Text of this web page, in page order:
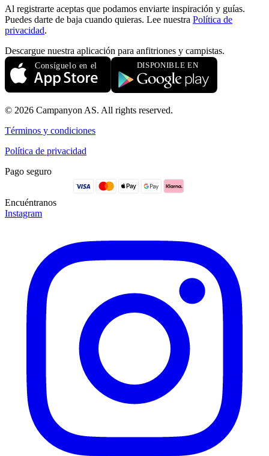
Al registrarte aceptas que podamos enviarte inspiración y guías.
Puedes darte de baja cuando quieras. Lee nuestra Política de
privacidad.
Descargue nuestra aplicación para anfitriones y campistas.
© 2026 Campanyon AS. All rights reserved.
Términos y condiciones
Política de privacidad
Pago seguro
Encuéntranos
Instagram